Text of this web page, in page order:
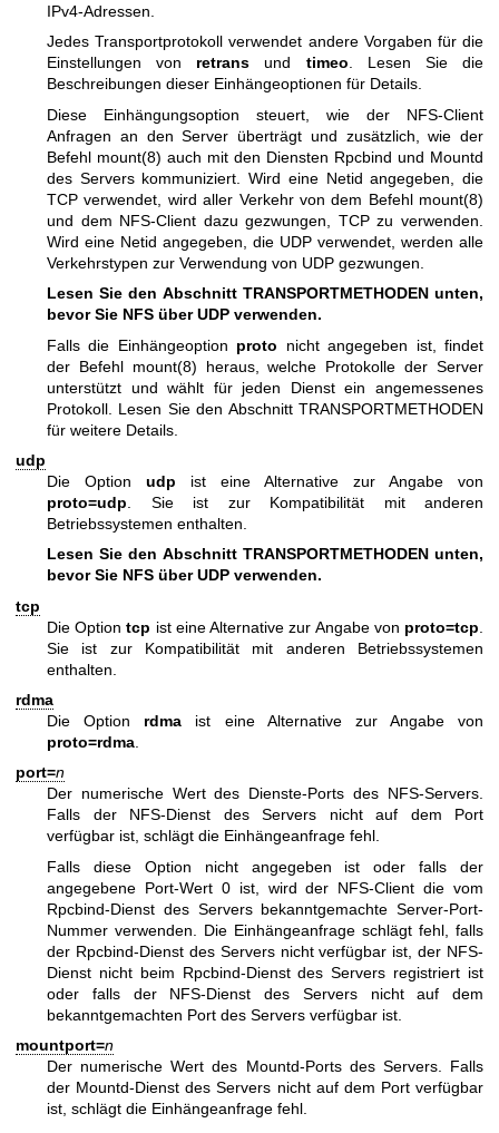
IPv4-Adressen.
Jedes Transportprotokoll verwendet andere Vorgaben für die
Einstellungen von retrans und timeo. Lesen Sie die
Beschreibungen dieser Einhängeoptionen für Details.
Diese Einhängungsoption steuert, wie der NFS-Client
Anfragen an den Server überträgt und zusätzlich, wie der
Befehl mount(8) auch mit den Diensten Rpcbind und Mountd
des Servers kommuniziert. Wird eine Netid angegeben, die
TCP verwendet, wird aller Verkehr von dem Befehl mount(8)
und dem NFS-Client dazu gezwungen, TCP zu verwenden.
Wird eine Netid angegeben, die UDP verwendet, werden alle
Verkehrstypen zur Verwendung von UDP gezwungen.
Lesen Sie den Abschnitt TRANSPORTMETHODEN unten,
bevor Sie NFS über UDP verwenden.
Falls die Einhängeoption proto nicht angegeben ist, findet
der Befehl mount(8) heraus, welche Protokolle der Server
unterstützt und wählt für jeden Dienst ein angemessenes
Protokoll. Lesen Sie den Abschnitt TRANSPORTMETHODEN
für weitere Details.
udp
Die Option udp ist eine Alternative zur Angabe von
proto=udp . Sie ist zur Kompatibilität mit anderen
Betriebssystemen enthalten.
Lesen Sie den Abschnitt TRANSPORTMETHODEN unten,
bevor Sie NFS über UDP verwenden.
tcp
Die Optiontcp ist eine Alternative zur Angabe von proto=tcp
Sie ist zur Kompatibilität mit anderen Betriebssystemen
enthalten.
rdma
Die Option rdma ist eine Alternative zur Angabe von
proto=rdma
port=n
Der numerische Wert des Dienste-Ports des NFS-Servers.
Falls der NFS-Dienst des Servers nicht auf dem Port
verfügbar ist, schlägt die Einhängeanfrage fehl.
Falls diese Option nicht angegeben ist oder falls der
angegebene Port-Wert 0 ist, wird der NFS-Client die vom
Rpcbind-Dienst des Servers bekanntgemachte Server-Port-
Nummer verwenden. Die Einhängeanfrage schlägt fehl, falls
der Rpcbind-Dienst des Servers nicht verfügbar ist, der NFS-
Dienst nicht beim Rpcbind-Dienst des Servers registriert ist
oder falls der NFS-Dienst des Servers nicht auf dem
bekanntgemachten Port des Servers verfügbar ist.
mountport=n
Der numerische Wert des Mountd-Ports des Servers. Falls
der Mountd-Dienst des Servers nicht auf dem Port verfügbar
ist, schlägt die Einhängeanfrage fehl.